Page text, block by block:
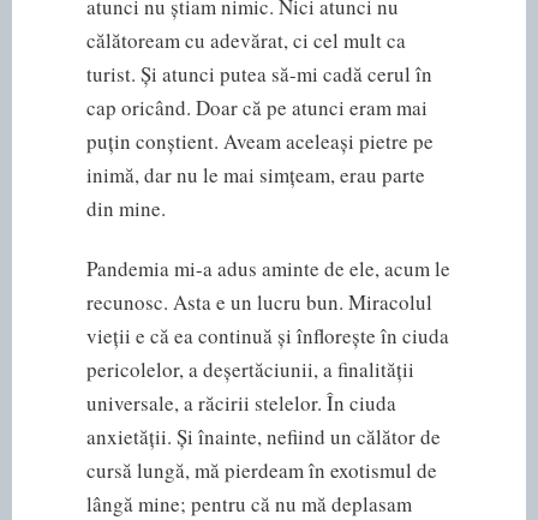
atunci nu știam nimic. Nici atunci nu
călătoream cu adevărat, ci cel mult ca
turist. Și atunci putea să-mi cadă cerul în
cap oricând. Doar că pe atunci eram mai
puțin conștient. Aveam aceleași pietre pe
inimă, dar nu le mai simțeam, erau parte
din mine.
Pandemia mi-a adus aminte de ele, acum le
recunosc. Asta e un lucru bun. Miracolul
vieții e că ea continuă și înflorește în ciuda
pericolelor, a deșertăciunii, a finalității
universale, a răcirii stelelor. În ciuda
anxietății. Și înainte, nefiind un călător de
cursă lungă, mă pierdeam în exotismul de
lângă mine; pentru că nu mă deplasam